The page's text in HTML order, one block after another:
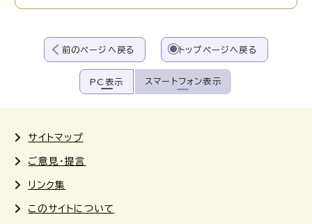
前のページへ戻る トップページへ戻る
PC表示 スマートフォン表示
サイトマップ
ご意見・提言
リンク集
このサイトについて